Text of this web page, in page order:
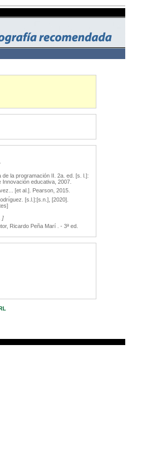
la programación II. 2a. ed. [s. l.]:
educativa, 2007.
[et al.]. Pearson, 2015.
[s.l.]:[s.n.], [2020].
]
Ricardo Peña Marí . - 3ª ed.